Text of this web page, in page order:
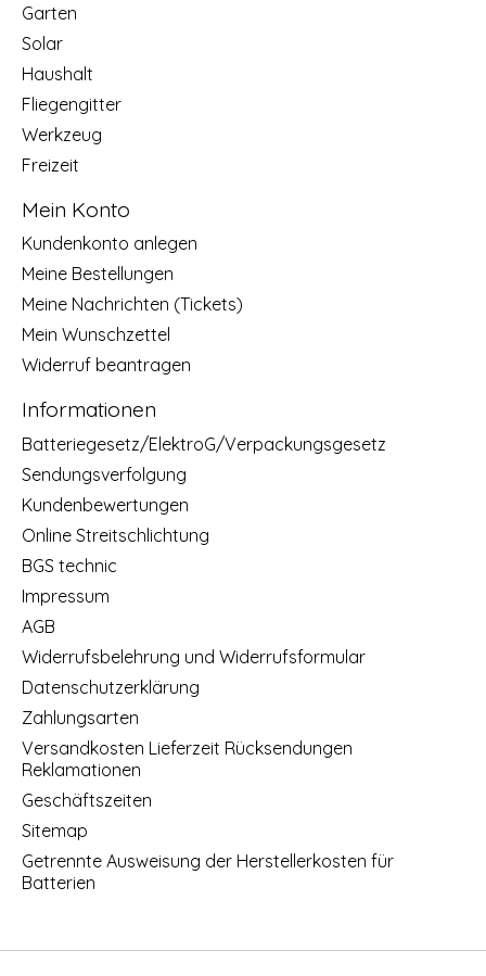
Garten
Solar
Haushalt
Fliegengitter
Werkzeug
Freizeit
Mein Konto
Kundenkonto anlegen
Meine Bestellungen
Meine Nachrichten (Tickets)
Mein Wunschzettel
Widerruf beantragen
Informationen
Batteriegesetz/ElektroG/Verpackungsgesetz
Sendungsverfolgung
Kundenbewertungen
Online Streitschlichtung
BGS technic
Impressum
AGB
Widerrufsbelehrung und Widerrufsformular
Datenschutzerklärung
Zahlungsarten
Versandkosten Lieferzeit Rücksendungen
Reklamationen
Geschäftszeiten
Sitemap
Getrennte Ausweisung der Herstellerkosten für
Batterien